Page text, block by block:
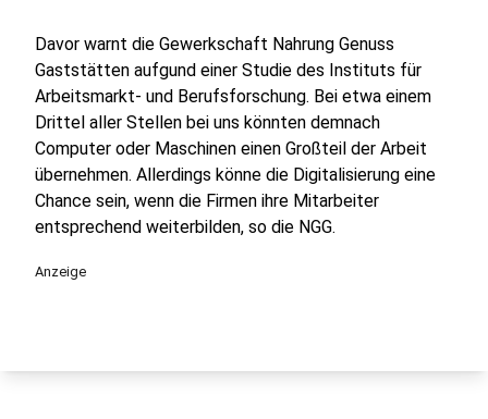
Davor warnt die Gewerkschaft Nahrung Genuss
Gaststätten aufgund einer Studie des Instituts für
Arbeitsmarkt- und Berufsforschung. Bei etwa einem
Drittel aller Stellen bei uns könnten demnach
Computer oder Maschinen einen Großteil der Arbeit
übernehmen. Allerdings könne die Digitalisierung eine
Chance sein, wenn die Firmen ihre Mitarbeiter
entsprechend weiterbilden, so die NGG.
Anzeige